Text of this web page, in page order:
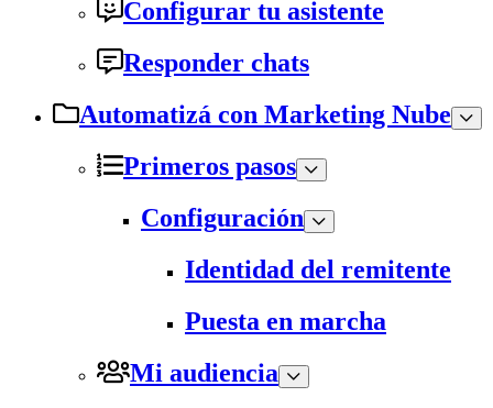
Configurar tu asistente
Responder chats
Automatizá con Marketing Nube
Primeros pasos
Configuración
Identidad del remitente
Puesta en marcha
Mi audiencia